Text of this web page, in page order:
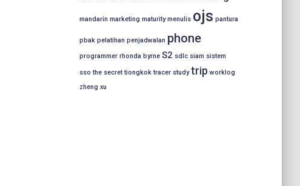
mandarin marketing maturity menulis ojs pantura
pbak pelatihan penjadwalan phone
programmer rhonda byrne S2 sdlc siam sistem
sso the secret tiongkok tracer study trip worklog
zheng xu